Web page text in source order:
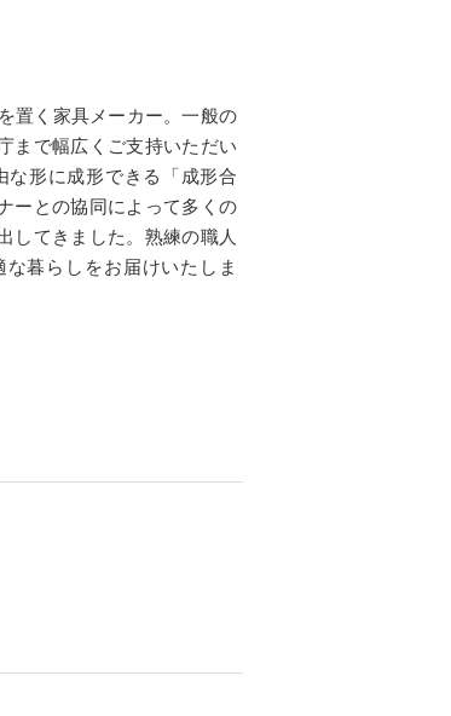
置く家具メーカー。一般の
まで幅広くご支持いただい
な形に成形できる「成形合
ーとの協同によって多くの
してきました。熟練の職人
暮らしをお届けいたしま